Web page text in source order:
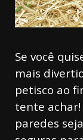
Se você
mais
petisco ao
tente
paredes